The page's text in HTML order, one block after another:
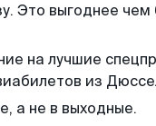
Это выгоднее
на лучшие
из
а не в выходные.